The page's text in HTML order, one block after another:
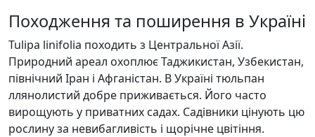
Походження та поширення в Україні
Tulipa linifolia походить з Центральної Азії.
Природний ареал охоплює Таджикистан, Узбекистан,
північний Іран і Афганістан. В Україні тюльпан
ллянолистий добре приживається. Його часто
вирощують у приватних садах. Садівники цінують цю
рослину за невибагливість і щорічне цвітіння.